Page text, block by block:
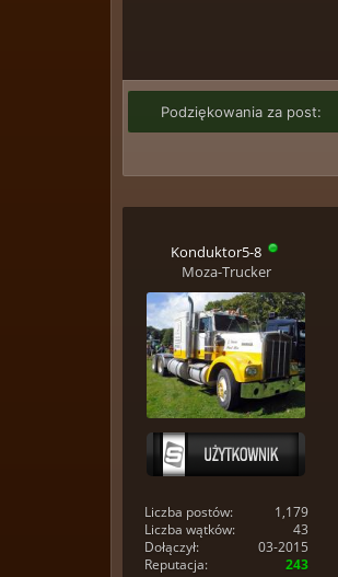
Podziękowania za post:
Konduktor5-8
Moza-Trucker
Liczba postów:
1,179
Liczba wątków:
43
Dołączył:
03-2015
Reputacja:
243